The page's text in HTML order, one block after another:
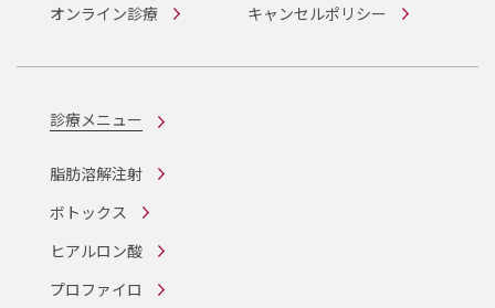
オンライン診療
キャンセルポリシー
診療メニュー
脂肪溶解注射
ボトックス
ヒアルロン酸
プロファイロ